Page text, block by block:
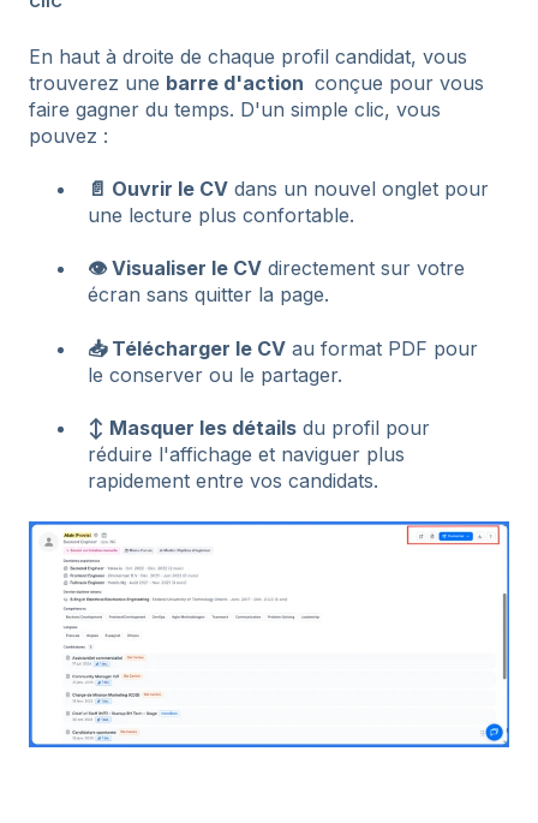
En haut à droite de chaque profil candidat, vous
trouverez une barre d'action conçue pour vous
faire gagner du temps. D'un simple clic, vous
pouvez :
📄 Ouvrir le CV dans un nouvel onglet pour
une lecture plus confortable.
👁️ Visualiser le CV directement sur votre
écran sans quitter la page.
📥 Télécharger le CV au format PDF pour
le conserver ou le partager.
↕️ Masquer les détails du profil pour
réduire l'affichage et naviguer plus
rapidement entre vos candidats.